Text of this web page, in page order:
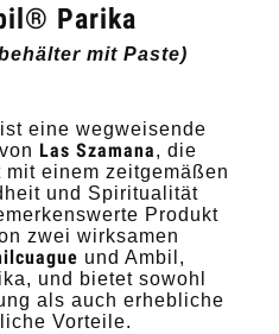
Parika
mit Paste)
ist eine wegweisende
Las Szamana, die
einem zeitgemäßen
und Spiritualität
Produkt
zwei wirksamen
und Ambil,
und bietet sowohl
als auch erhebliche
Vorteile.